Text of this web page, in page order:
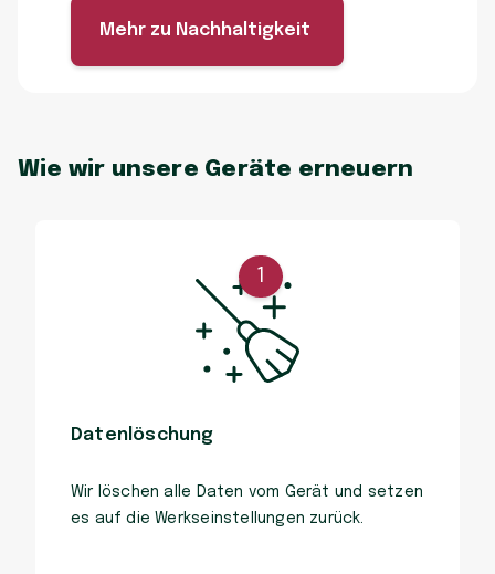
Mehr zu Nachhaltigkeit
Wie wir unsere Geräte erneuern
Datenlöschung
Wir löschen alle Daten vom Gerät und setzen
es auf die Werkseinstellungen zurück.